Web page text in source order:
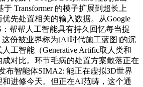
Transformer 的模子扩展到超长上
优先处置相关的输入数据。从Google
：帮帮人工智能具有持久回忆每当提
份被业界称为[AI时代施工蓝图]的沉
工智能（Generative Artific取人类和
对比。环节毛病的处置方案散落正在
布智能体SIMA2: 能正在虚拟3D世界
进修今天。但正在AI范畴，这个通